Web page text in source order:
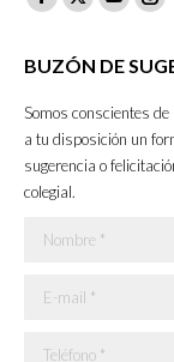
Facebook
opens
new
window
X
opens
new
window
YouTube
opens
new
window
in
BUZÓN DE
Somos conscientes
a tu disposición un
sugerencia o
colegial.
Nombre *
E-mail *
Teléfono *